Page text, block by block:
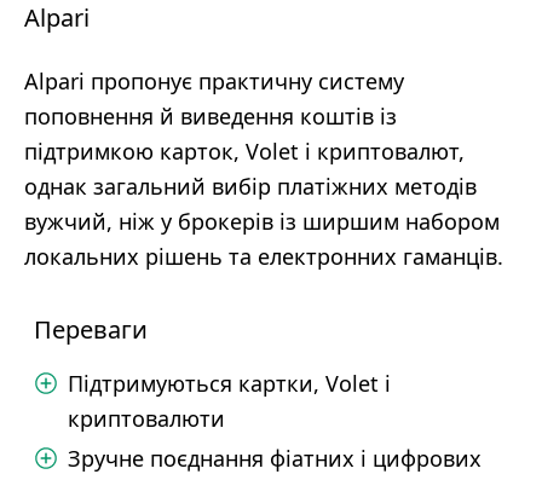
Alpari
Alpari пропонує практичну систему
поповнення й виведення коштів із
підтримкою карток, Volet і криптовалют,
однак загальний вибір платіжних методів
вужчий, ніж у брокерів із ширшим набором
локальних рішень та електронних гаманців.
Переваги
Підтримуються картки, Volet і
криптовалюти
Зручне поєднання фіатних і цифрових